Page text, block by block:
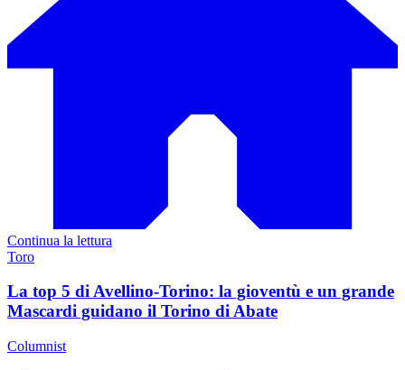
Continua la lettura
Toro
La top 5 di Avellino-Torino: la gioventù e un grande
Mascardi guidano il Torino di Abate
Columnist